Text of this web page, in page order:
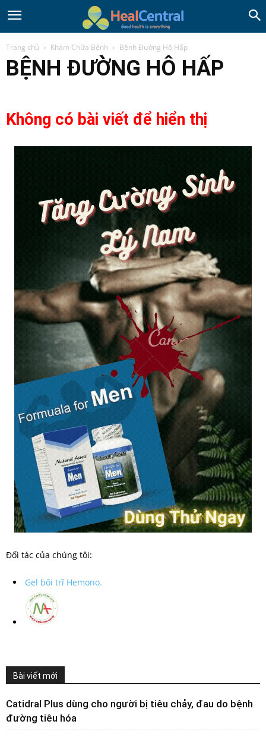
Trang chủ Khám Chữa Bệnh Bệnh Đường Hô Hấp
BỆNH ĐƯỜNG HÔ HẤP
Không có bài viết để hiển thị
Đối tác của chúng tôi:
Gel bôi trĩ Hemono.
Bài viết mới
Catidral Plus dùng cho người bị tiêu chảy, đau do bệnh
đường tiêu hóa